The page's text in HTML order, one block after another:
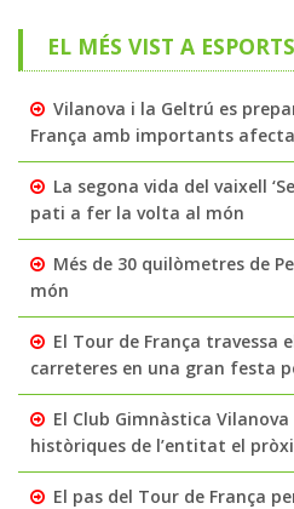
EL MÉS VIST A ESPORTS
Vilanova i la Geltrú es
França amb importants
La segona vida del vaixell
pati a fer la volta al món
Més de 30 quilòmetres de
món
El Tour de França travessa
carreteres en una gran festa
El Club Gimnàstica
històriques de l’entitat el
El pas del Tour de França